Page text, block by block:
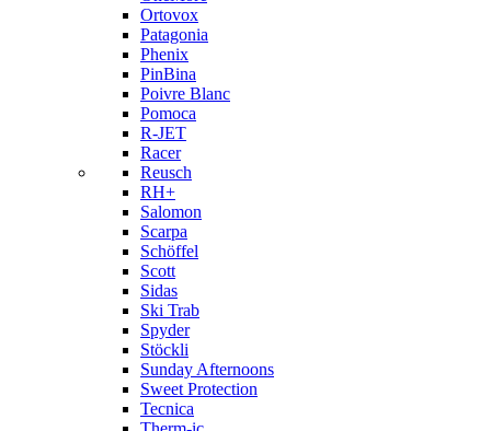
Ortovox
Patagonia
Phenix
PinBina
Poivre Blanc
Pomoca
R-JET
Racer
Reusch
RH+
Salomon
Scarpa
Schöffel
Scott
Sidas
Ski Trab
Spyder
Stöckli
Sunday Afternoons
Sweet Protection
Tecnica